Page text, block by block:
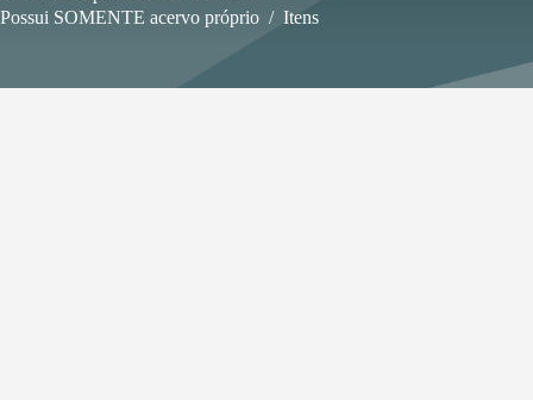
Possui SOMENTE acervo próprio / Itens